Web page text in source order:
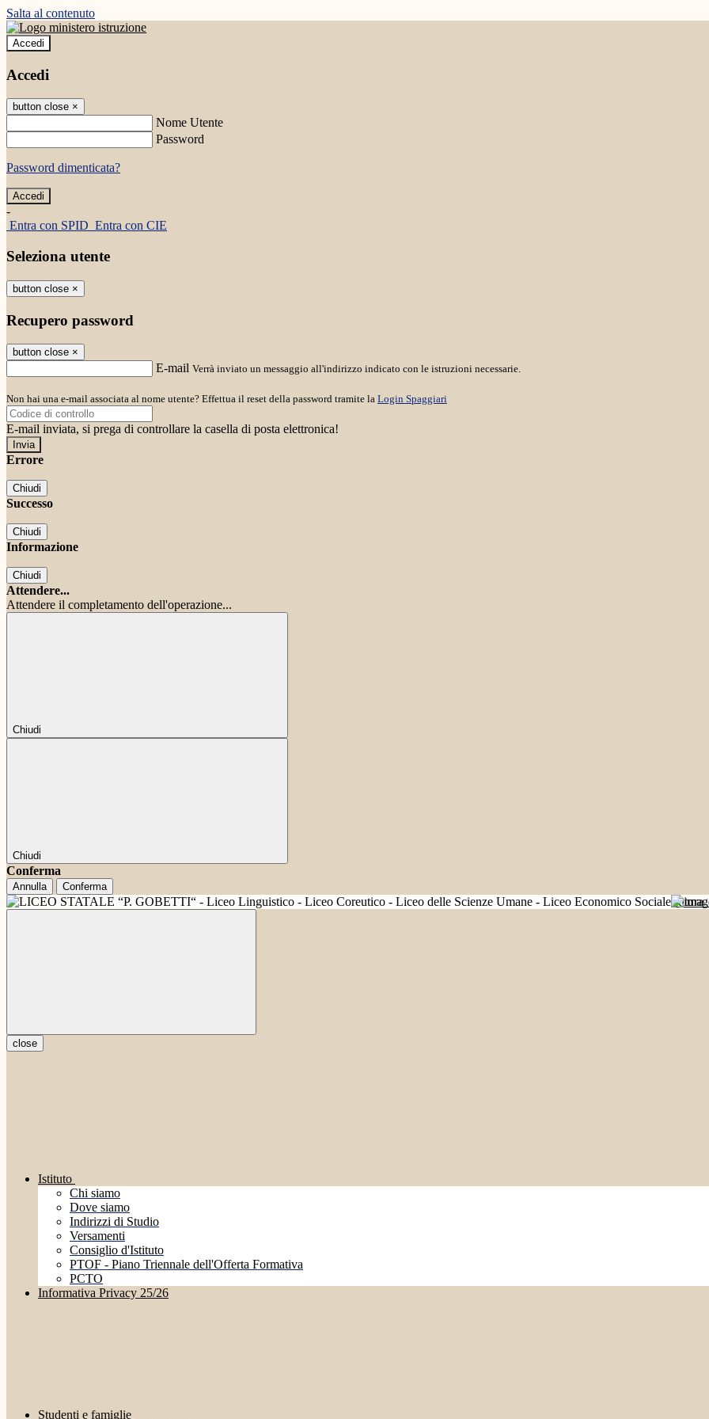
Salta al contenuto
Accedi
Accedi
button close ×
Nome Utente
Password
Password dimenticata?
-
Entra con SPID Entra con CIE
Seleziona utente
button close ×
Recupero password
button close ×
E-mail Verrà inviato un messaggio all'indirizzo indicato con le istruzioni necessarie.
Non hai una e-mail associata al nome utente? Effettua il reset della password tramite la Login Spaggiari
E-mail inviata, si prega di controllare la casella di posta elettronica!
Errore
Chiudi
Successo
Chiudi
Informazione
Chiudi
Attendere...
Attendere il completamento dell'operazione...
Chiudi
Chiudi
Conferma
Annulla Conferma
Futura
close
Istituto
Chi siamo
Dove siamo
Indirizzi di Studio
Versamenti
Consiglio d'Istituto
PTOF - Piano Triennale dell'Offerta Formativa
PCTO
Informativa Privacy 25/26
Studenti e famiglie